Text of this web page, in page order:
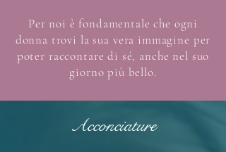
Per noi è fondamentale che ogni
donna trovi la sua vera immagine per
poter raccontare di sé, anche nel suo
giorno più bello.
Acconciature